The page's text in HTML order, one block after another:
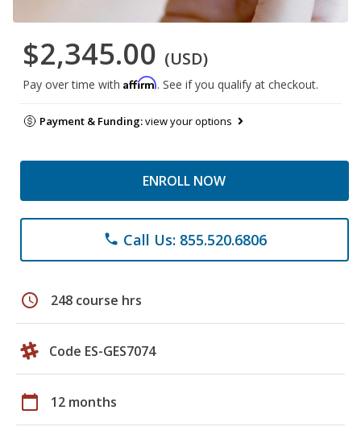
$2,345.00 (USD)
Pay over time with Affirm. See if you qualify at checkout.
Payment & Funding:view your options
ENROLL NOW
phone Call Us: 855.520.6806
schedule 248 course hrs
Code ES-GES7074
calendar_today 12 months